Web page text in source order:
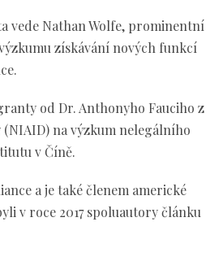
vede Nathan Wolfe, prominentní
získávání nových funkcí
od Dr. Anthonyho Fauciho z
na výzkum nelegálního
v Číně.
a je také členem americké
v roce 2017 spoluautory článku